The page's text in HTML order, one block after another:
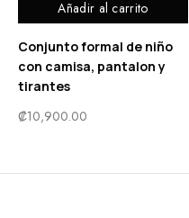
Añadir al carrito
Conjunto formal de niño
con camisa, pantalon y
tirantes
₡10,900.00